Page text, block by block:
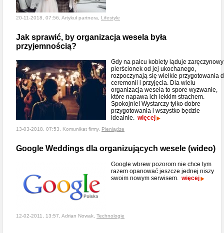
20-11-2018, 07:56, Artykuł partnera, Lifestyle
Jak sprawić, by organizacja wesela była
przyjemnością?
Gdy na palcu kobiety ląduje zaręczynowy
pierścionek od jej ukochanego,
rozpoczynają się wielkie przygotowania
ceremonii i przyjęcia. Dla wielu
organizacja wesela to spore wyzwanie,
które napawa ich lekkim strachem.
Spokojnie! Wystarczy tylko dobre
przygotowania i wszystko będzie
idealnie. więcej
13-03-2018, 07:53, Komunikat firmy, Pieniądze
Google Weddings dla organizujących wesele (wideo)
Google wbrew pozorom nie chce tym
razem opanować jeszcze jednej niszy
swoim nowym serwisem. więcej
12-02-2011, 13:57, Adrian Nowak, Technologie